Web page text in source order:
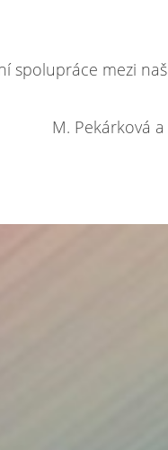
spolupráce mezi
M. Pekárková a